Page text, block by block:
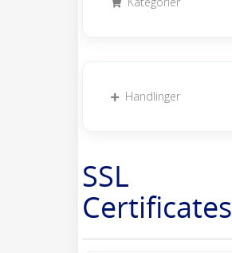
Handlinger
SSL
Certificates